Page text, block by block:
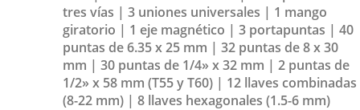
tres vías | 3 uniones universales | 1 mango
giratorio | 1 eje magnético | 3 portapuntas | 40
puntas de 6.35 x 25 mm | 32 puntas de 8 x 30
mm | 30 puntas de 1/4» x 32 mm | 2 puntas de
1/2» x 58 mm (T55 y T60) | 12 llaves combinadas
(8-22 mm) | 8 llaves hexagonales (1.5-6 mm)